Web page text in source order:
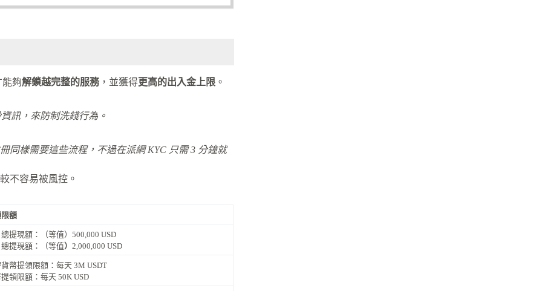
夠解鎖越完整的服務 ，並獲得更高的出入金上限 。
訊，來防制洗錢行為。
同樣需要這些流程，不過在派網 KYC 只需 3 分鐘就
不容易被風控。
額
提現額：（等值）500,000 USD
提現額：（等值） 2,000,000 USD
幣提領限額：每天 3M USDT
領限額：每天 50K USD